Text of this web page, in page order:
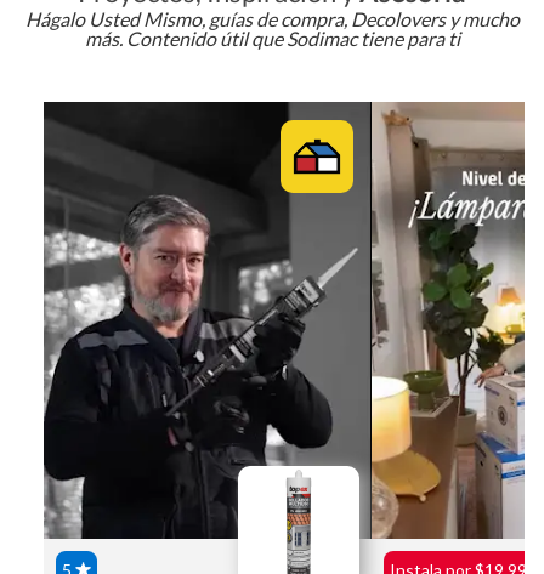
Hágalo Usted Mismo, guías de compra, Decolovers y mucho
más. Contenido útil que Sodimac tiene para ti